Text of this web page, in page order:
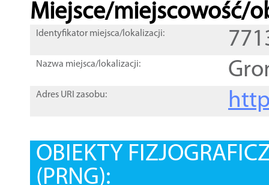
Miejsce/miejscowość/
Identyfikator miejsca/lokalizacji:
Nazwa miejsca/lokalizacji:
Adres URI zasobu:
OBIEKTY
(PRNG):